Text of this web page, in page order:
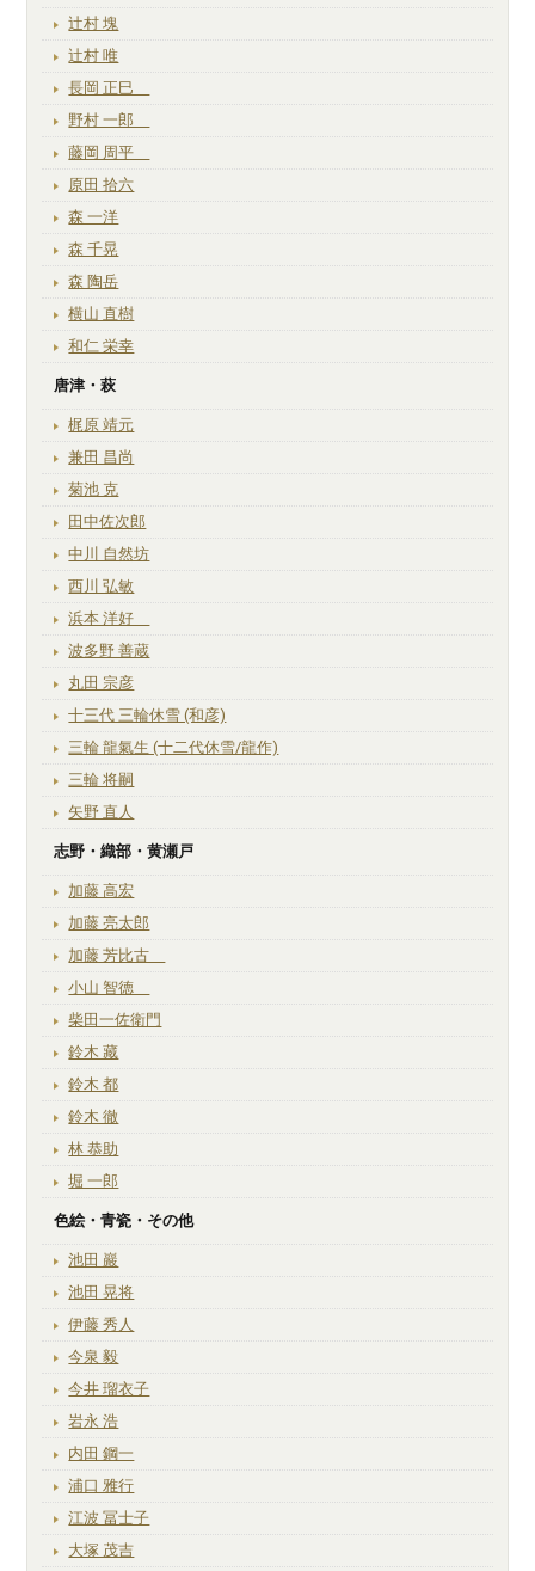
辻村 塊
辻村 唯
長岡 正巳
野村 一郎
藤岡 周平
原田 拾六
森 一洋
森 千晃
森 陶岳
横山 直樹
和仁 栄幸
唐津・萩
梶原 靖元
兼田 昌尚
菊池 克
田中佐次郎
中川 自然坊
西川 弘敏
浜本 洋好
波多野 善蔵
丸田 宗彦
十三代 三輪休雪 (和彦)
三輪 龍氣生 (十二代休雪/龍作)
三輪 将嗣
矢野 直人
志野・織部・黄瀬戸
加藤 高宏
加藤 亮太郎
加藤 芳比古
小山 智徳
柴田一佐衛門
鈴木 藏
鈴木 都
鈴木 徹
林 恭助
堀 一郎
色絵・青瓷・その他
池田 巖
池田 晃将
伊藤 秀人
今泉 毅
今井 瑠衣子
岩永 浩
内田 鋼一
浦口 雅行
江波 冨士子
大塚 茂吉